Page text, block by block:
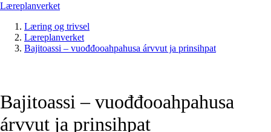
Læreplanverket
Læring og trivsel
Læreplanverket
Bajitoassi – vuođđooahpahusa árvvut ja prinsihpat
Bajitoassi – vuođđooahpahusa
árvvut ja prinsihpat